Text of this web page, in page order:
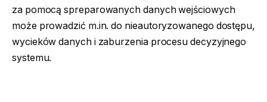
za pomocą spreparowanych danych wejściowych
może prowadzić m.in. do nieautoryzowanego dostępu,
wycieków danych i zaburzenia procesu decyzyjnego
systemu.